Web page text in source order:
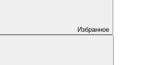
Избранное